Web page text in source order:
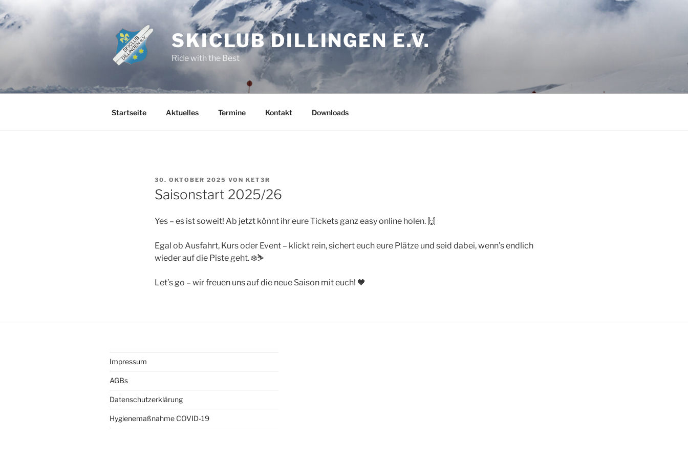
Zum
Inhalt
springen
SKICLUB DILLINGEN E.V.
Ride with the Best
Startseite Aktuelles Termine Kontakt Downloads
VERÖFFENTLICHT
AM
30. OKTOBER 2025 VON KET3R
Saisonstart 2025/26
Yes – es ist soweit! Ab jetzt könnt ihr eure Tickets ganz easy online holen. 🙌
Egal ob Ausfahrt, Kurs oder Event – klickt rein, sichert euch eure Plätze und seid dabei, wenn’s endlich
wieder auf die Piste geht. ❄️⛷️
Let’s go – wir freuen uns auf die neue Saison mit euch! 💙
Impressum
AGBs
Datenschutzerklärung
Hygienemaßnahme COVID-19